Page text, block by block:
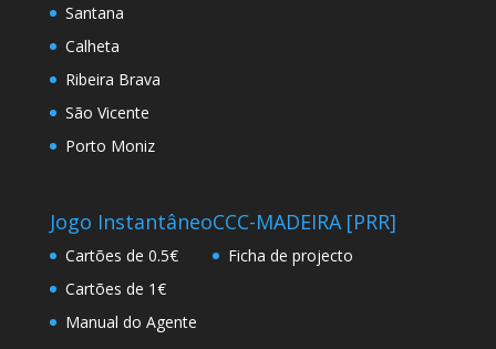
Santana
Calheta
Ribeira Brava
São Vicente
Porto Moniz
Jogo Instantâneo
Cartões de 0.5€
Cartões de 1€
Manual do Agente
CCC-MADEIRA [PRR]
Ficha de projecto